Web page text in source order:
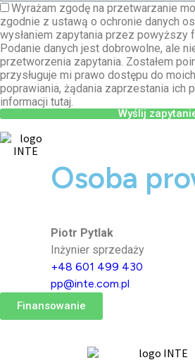
Wyrażam zgodę na przetwarzanie
zgodnie z ustawą o ochronie danych
wysłaniem zapytania przez powyższy
Podanie danych jest dobrowolne, ale
przetworzenia zapytania. Zostałem
przysługuje mi prawo dostępu do
poprawiania, żądania zaprzestania ich
informacji tutaj.
Wyślij
Osoba
Piotr Pytlak
Inżynier sprzedaży
+48 601 499 430
pp@inte.com.pl
Finansowanie